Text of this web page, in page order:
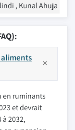
, Kunal Ahuja
en ruminants
et devrait
à 2032,